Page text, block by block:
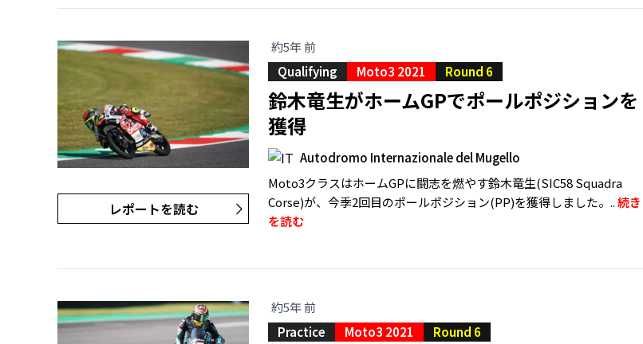
レポートを読む
約5年 前
Qualifying
Moto3 2021 Round 6
鈴木竜生がホームGPでポールポジションを
獲得
Autodromo Internazionale del Mugello
Moto3クラスはホームGPに闘志を燃やす鈴木竜生(SIC58 Squadra
Corse)が、今季2回目のポールポジション(PP)を獲得しました。..続き
を読む
約5年 前
Practice
Moto3 2021 Round 6